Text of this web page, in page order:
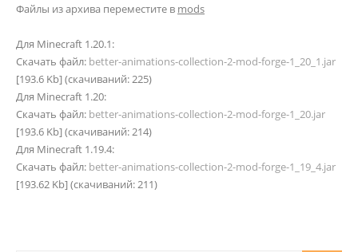
Файлы из архива переместите в mods
Для Minecraft 1.20.1:
Скачать файл: better-animations-collection-2-mod-forge-1_20_1.jar
[193.6 Kb] (cкачиваний: 225)
Для Minecraft 1.20:
Скачать файл: better-animations-collection-2-mod-forge-1_20.jar
[193.6 Kb] (cкачиваний: 214)
Для Minecraft 1.19.4:
Скачать файл: better-animations-collection-2-mod-forge-1_19_4.jar
[193.62 Kb] (cкачиваний: 211)